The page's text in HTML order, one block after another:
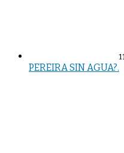
PEREIRA SIN AGUA?.